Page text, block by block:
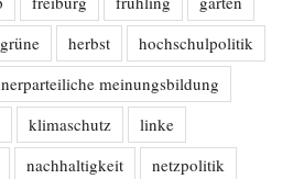
grüne herbst
hochschulpolitik
meinungsbildung
klimaschutz
linke
nachhaltigkeit
netzpolitik